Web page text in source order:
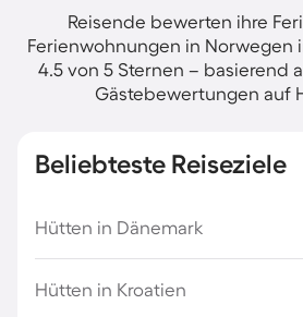
Reisende bewerten ihre
Ferienwohnungen in Norwegen
4.5 von 5 Sternen – basierend
Gästebewertungen auf
Beliebteste Reiseziele
Hütten in Dänemark
Hütten in Kroatien